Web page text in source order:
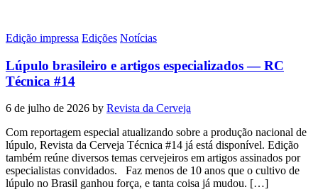
Edição impressa Edições Notícias
Lúpulo brasileiro e artigos especializados — RC
Técnica #14
6 de julho de 2026 by Revista da Cerveja
Com reportagem especial atualizando sobre a produção nacional de
lúpulo, Revista da Cerveja Técnica #14 já está disponível. Edição
também reúne diversos temas cervejeiros em artigos assinados por
especialistas convidados. Faz menos de 10 anos que o cultivo de
lúpulo no Brasil ganhou força, e tanta coisa já mudou. […]